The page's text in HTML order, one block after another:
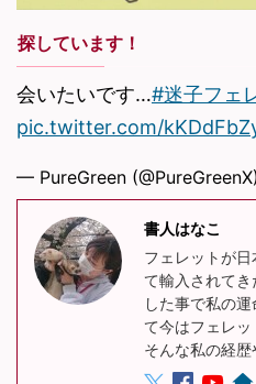
探しています！
会いたいです…#迷子フェ
pic.twitter.com/
— PureGreen (@PureGreenX)
書人はなこ
フェレットが
て輸入されて
した事で私の
て今はフェレ
そんな私の経